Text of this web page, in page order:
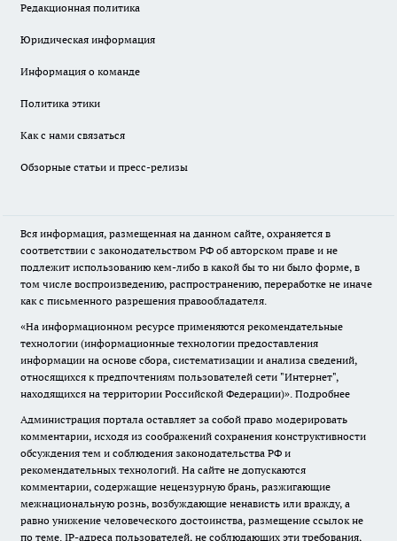
Редакционная политика
Юридическая информация
Информация о команде
Политика этики
Как с нами связаться
Обзорные статьи и пресс-релизы
Вся информация, размещенная на данном сайте, охраняется в
соответствии с законодательством РФ об авторском праве и не
подлежит использованию кем-либо в какой бы то ни было форме, в
том числе воспроизведению, распространению, переработке не иначе
как с письменного разрешения правообладателя.
«На информационном ресурсе применяются рекомендательные
технологии (информационные технологии предоставления
информации на основе сбора, систематизации и анализа сведений,
относящихся к предпочтениям пользователей сети "Интернет",
находящихся на территории Российской Федерации)». Подробнее
Администрация портала оставляет за собой право модерировать
комментарии, исходя из соображений сохранения конструктивности
обсуждения тем и соблюдения законодательства РФ и
рекомендательных технологий. На сайте не допускаются
комментарии, содержащие нецензурную брань, разжигающие
межнациональную рознь, возбуждающие ненависть или вражду, а
равно унижение человеческого достоинства, размещение ссылок не
по теме. IP-адреса пользователей, не соблюдающих эти требования,